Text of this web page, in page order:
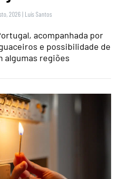
2026 | Luís Santos
acompanhada por
e possibilidade de
algumas regiões